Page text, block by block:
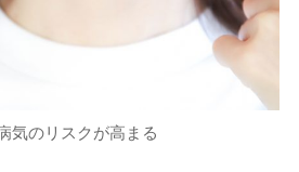
気のリスクが高まる